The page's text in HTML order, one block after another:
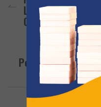
Le Scuole Della
Coinvolta Anche
Ancora
Pozzuoli: